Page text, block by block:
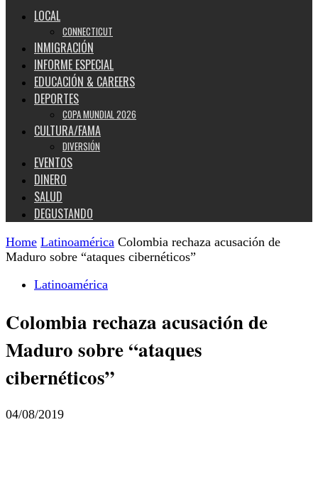
LOCAL
CONNECTICUT
INMIGRACIÓN
INFORME ESPECIAL
EDUCACIÓN & CAREERS
DEPORTES
COPA MUNDIAL 2026
CULTURA/FAMA
DIVERSIÓN
EVENTOS
DINERO
SALUD
DEGUSTANDO
Home Latinoamérica Colombia rechaza acusación de
Maduro sobre “ataques cibernéticos”
Latinoamérica
Colombia rechaza acusación de
Maduro sobre “ataques
cibernéticos”
04/08/2019